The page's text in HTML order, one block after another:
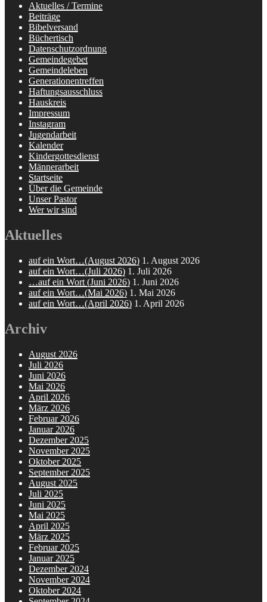
Aktuelles / Termine
Beiträge
Bibelversand
Büchertisch
Datenschutzordnung
Gemeindegebet
Gemeindeleben
Generationentreffen
Haftungsausschluss
Hauskreis
Impressum
Instagram
Jugendarbeit
Kalender
Kindergottesdienst
Männerarbeit
Startseite
Über die Gemeinde
Unser Pastor
Wer wir sind
Aktuelles
auf ein Wort…(August 2026) 1. August 2026
auf ein Wort…(Juli 2026) 1. Juli 2026
…auf ein Wort (Juni 2026) 1. Juni 2026
auf ein Wort…(Mai 2026) 1. Mai 2026
auf ein Wort…(April 2026) 1. April 2026
Archiv
August 2026
Juli 2026
Juni 2026
Mai 2026
April 2026
März 2026
Februar 2026
Januar 2026
Dezember 2025
November 2025
Oktober 2025
September 2025
August 2025
Juli 2025
Juni 2025
Mai 2025
April 2025
März 2025
Februar 2025
Januar 2025
Dezember 2024
November 2024
Oktober 2024